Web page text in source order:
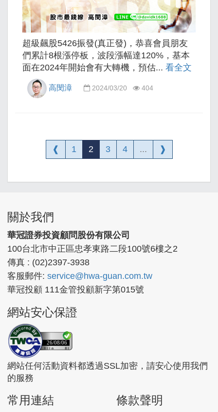
超級飆股5426振發(真正發)，恭喜會員朋友
們累計8根漲停板，波段漲幅達120%，基本
面在2024年開始會有大轉機，預估... 看全文
高閔漳 2024/03/20 404
❰ 1 2 3 4 ... ❱
關於我們
華冠證券投資顧問股份有限公司
100台北市中正區忠孝東路二段100號6樓之2
傳真 : (02)2397-3938
客服郵件: service@hwa-guan.com.tw
華冠投顧 111金管投顧新字第015號
網站安心保證
26/08/06
網站任何活動資料都透過SSL加密，請安心使用我們
的服務
常用連結 條款聲明